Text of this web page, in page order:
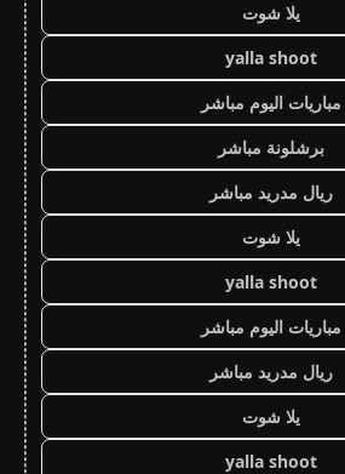
يلا شوت
yalla shoot
مباريات اليوم مباشر
برشلونة مباشر
ريال مدريد مباشر
يلا شوت
yalla shoot
مباريات اليوم مباشر
ريال مدريد مباشر
يلا شوت
yalla shoot